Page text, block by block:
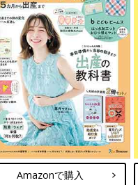
Amazonで購入